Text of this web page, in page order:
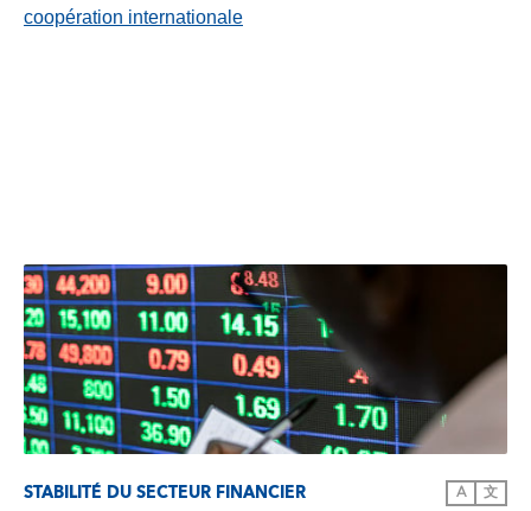
coopération internationale
STABILITÉ DU SECTEUR FINANCIER A 文